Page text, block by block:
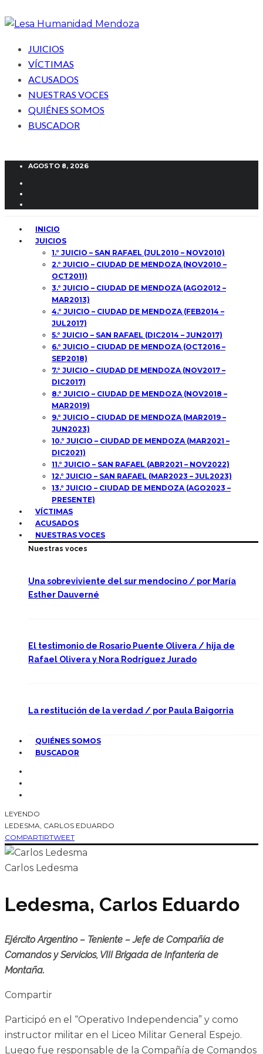
JUICIOS
VÍCTIMAS
ACUSADOS
NUESTRAS VOCES
QUIÉNES SOMOS
BUSCADOR
AGOSTO 8, 2026
INICIO
JUICIOS
1.° JUICIO – SAN RAFAEL (JUL2010 – NOV2010)
2.° JUICIO – CIUDAD DE MENDOZA (NOV2010 –
OCT2011)
3.° JUICIO – CIUDAD DE MENDOZA (AGO2012 –
MAR2013)
4.° JUICIO – CIUDAD DE MENDOZA (FEB2014 –
JUL2017)
5.° JUICIO – SAN RAFAEL (DIC2014 – JUN2017)
6.° JUICIO – CIUDAD DE MENDOZA (OCT2016 –
SEP2018)
7.° JUICIO – CIUDAD DE MENDOZA (NOV2017 –
DIC2017)
8.° JUICIO – CIUDAD DE MENDOZA (NOV2018 –
MAR2019)
9.° JUICIO – CIUDAD DE MENDOZA (MAR2019 –
JUN2023)
10.° JUICIO – CIUDAD DE MENDOZA (MAR2021 –
DIC2021)
11.° JUICIO – SAN RAFAEL (ABR2021 – NOV2022)
12.° JUICIO – SAN RAFAEL (MAR2023 – JUL2023)
13.° JUICIO – CIUDAD DE MENDOZA (AGO2023 –
PRESENTE)
VÍCTIMAS
ACUSADOS
NUESTRAS VOCES
Nuestras voces
Una sobreviviente del sur mendocino / por María
Esther Dauverné
El testimonio de Rosario Puente Olivera / hija de
Rafael Olivera y Nora Rodríguez Jurado
La restitución de la verdad / por Paula Baigorria
QUIÉNES SOMOS
BUSCADOR
LEYENDO
LEDESMA, CARLOS EDUARDO
COMPARTIRTWEET
Carlos Ledesma
Ledesma, Carlos Eduardo
Ejército Argentino – Teniente – Jefe de Compañía de
Comandos y Servicios, VIII Brigada de Infantería de
Montaña.
Compartir
Participó en el “Operativo Independencia” y como
instructor militar en el Liceo Militar General Espejo.
Luego fue responsable de la Compañía de Comandos